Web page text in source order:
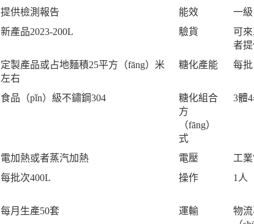
提供檢測報告 能效
一級
新產品2023-200L 驗貨
可
者
定製產品或占地麵積25平方（fāng）米
左右
糖化產能 每
食品（pǐn）級不鏽鋼304
糖化組合
方
（fāng）
式
3體
電加熱或者蒸汽加熱 電壓
工
每批次400L 操作 1人
每月生產50套 運輸
物